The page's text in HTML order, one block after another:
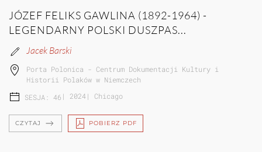
JÓZEF FELIKS GAWLINA (1892-1964) -
LEGENDARNY POLSKI DUSZPAS...
Jacek Barski
Porta Polonica - Centrum Dokumentacji Kultury i
Historii Polaków w Niemczech
SESJA: 46 | 2024| Chicago
CZYTAJ POBIERZ PDF